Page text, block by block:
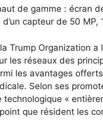
de gamme : écran
capteur de 50
Trump Organization
les réseaux des
les avantages
Selon ses
«
que résident les